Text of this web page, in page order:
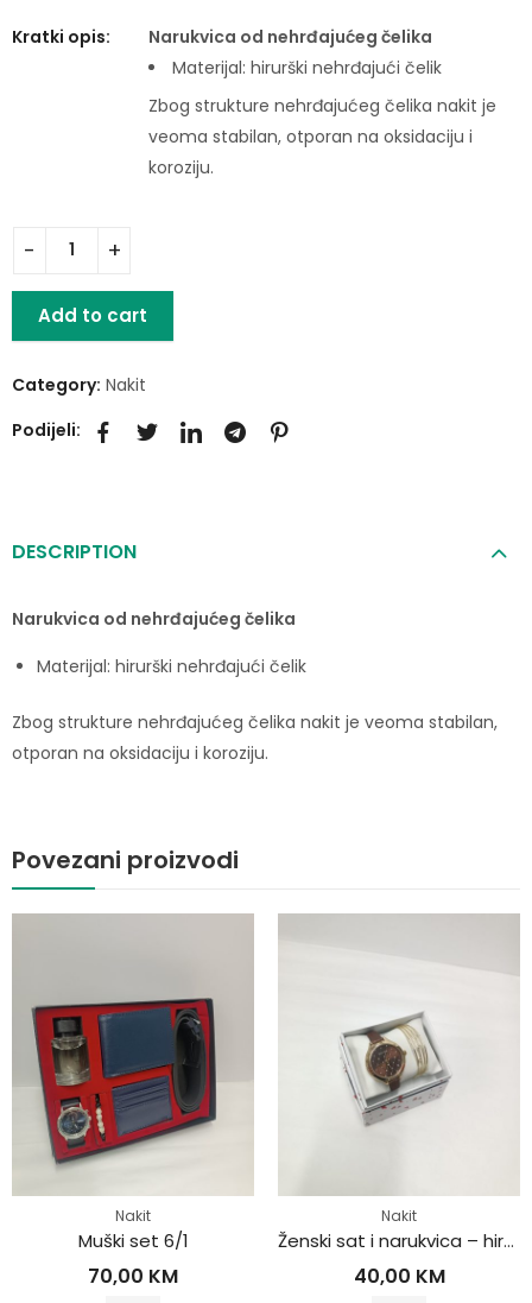
Kratki opis:
Narukvica od nehrđajućeg čelika
Materijal: hirurški nehrđajući čelik
Zbog strukture nehrđajućeg čelika nakit je
veoma stabilan, otporan na oksidaciju i
koroziju.
Add to cart
Category: Nakit
Podijeli:
DESCRIPTION
Narukvica od nehrđajućeg čelika
Materijal: hirurški nehrđajući čelik
Zbog strukture nehrđajućeg čelika nakit je veoma stabilan,
otporan na oksidaciju i koroziju.
Povezani proizvodi
Nakit
Muški set 6/1
70,00 KM
Nakit
Ženski sat i narukvica – hirurški čelik
40,00 KM